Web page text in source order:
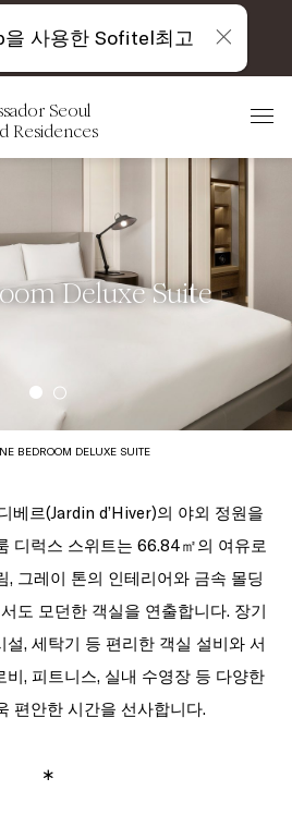
Seoul
Residences
Deluxe Suite
BEDROOM DELUXE SUITE
베르(Jardin d’Hiver)의 야외 정원을
디럭스 스위트는 66.84㎡의 여유로
, 그레이 톤의 인테리어와 금속 몰딩
도 모던한 객실을 연출합니다. 장기
, 세탁기 등 편리한 객실 설비와 서
, 피트니스, 실내 수영장 등 다양한
편안한 시간을 선사합니다.
∗
사용한 Sofitel최고